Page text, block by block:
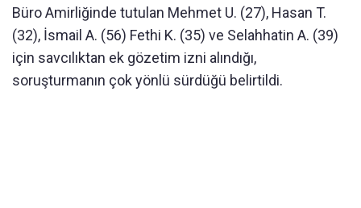
Büro Amirliğinde tutulan Mehmet U. (27), Hasan T.
(32), İsmail A. (56) Fethi K. (35) ve Selahhatin A. (39)
için savcılıktan ek gözetim izni alındığı,
soruşturmanın çok yönlü sürdüğü belirtildi.